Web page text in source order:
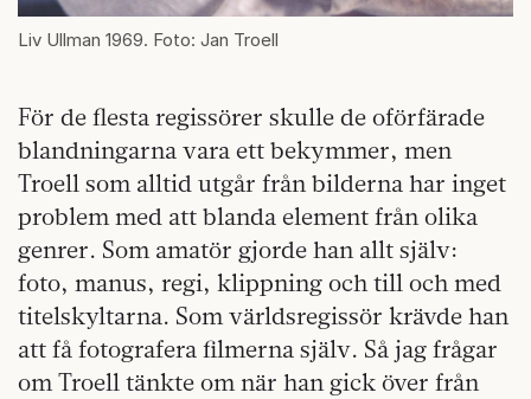
Liv Ullman 1969. Foto: Jan Troell
För de flesta regissörer skulle de oförfärade
blandningarna vara ett bekymmer, men
Troell som alltid utgår från bilderna har inget
problem med att blanda element från olika
genrer. Som amatör gjorde han allt själv:
foto, manus, regi, klippning och till och med
titelskyltarna. Som världsregissör krävde han
att få fotografera filmerna själv. Så jag frågar
om Troell tänkte om när han gick över från